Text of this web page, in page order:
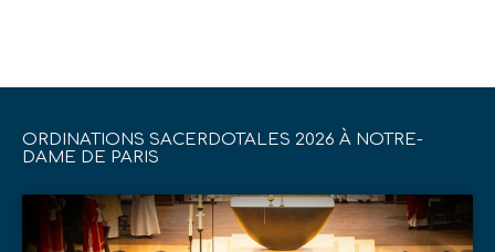
ORDINATIONS SACERDOTALES 2026 À NOTRE-
DAME DE PARIS